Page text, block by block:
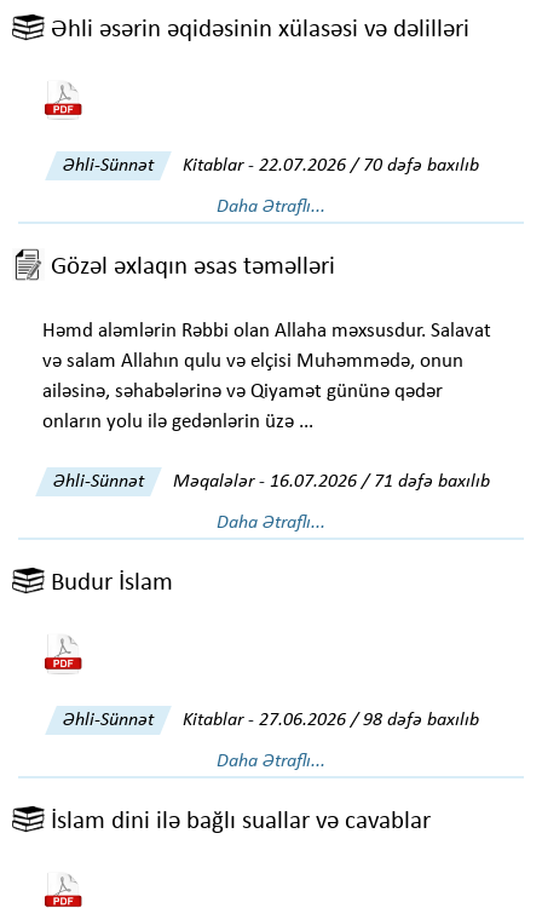
Əhli əsərin əqidəsinin xülasəsi və dəlilləri
Əhli-Sünnət Kitablar- 22.07.2026 / 70 dəfə baxılıb
Daha Ətraflı...
Gözəl əxlaqın əsas təməlləri
Həmd aləmlərin Rəbbi olan Allaha məxsusdur. Salavat
və salam Allahın qulu və elçisi Muhəmmədə, onun
ailəsinə, səhabələrinə və Qiyamət gününə qədər
onların yolu ilə gedənlərin üzə ...
Əhli-Sünnət Məqalələr- 16.07.2026 / 71 dəfə baxılıb
Daha Ətraflı...
Budur İslam
Əhli-Sünnət Kitablar- 27.06.2026 / 98 dəfə baxılıb
Daha Ətraflı...
İslam dini ilə bağlı suallar və cavablar